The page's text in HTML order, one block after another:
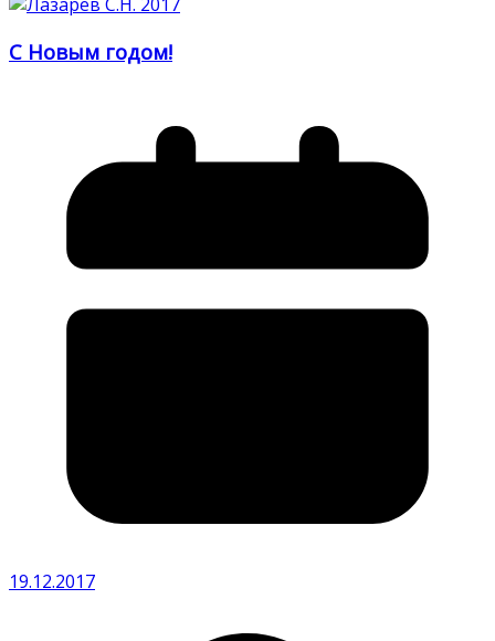
С Новым годом!
19.12.2017